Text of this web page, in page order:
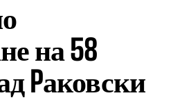
на 58
Pаковски